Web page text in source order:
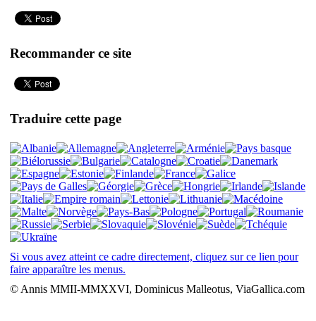
Recommander ce site
Traduire cette page
Si vous avez atteint ce cadre directement, cliquez sur ce lien pour
faire apparaître les menus.
© Annis MMII-MMXXVI, Dominicus Malleotus, ViaGallica.com